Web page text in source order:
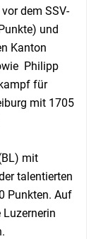
dem SSV-
und
Kanton
Philipp
für
mit 1705
mit
talentierten
Punkten. Auf